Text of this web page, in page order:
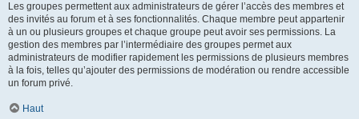
Les groupes permettent aux administrateurs de gérer l’accès des membres et
des invités au forum et à ses fonctionnalités. Chaque membre peut appartenir
à un ou plusieurs groupes et chaque groupe peut avoir ses permissions. La
gestion des membres par l’intermédiaire des groupes permet aux
administrateurs de modifier rapidement les permissions de plusieurs membres
à la fois, telles qu’ajouter des permissions de modération ou rendre accessible
un forum privé.
Haut